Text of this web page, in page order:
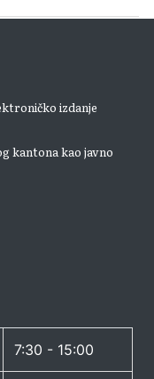
izdanje
kantona kao javno
7:30 - 15:00